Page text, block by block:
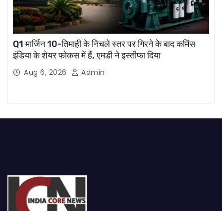
Q1 मार्जिन 10-तिमाही के निचले स्तर पर गिरने के बाद कमिंस
इंडिया के शेयर फोकस में हैं, एमडी ने इस्तीफा दिया
Aug 6, 2026 Admin